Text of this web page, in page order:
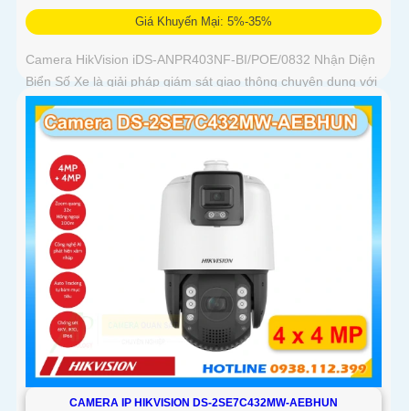
Giá Khuyến Mại: 5%-35%
Camera HikVision iDS-ANPR403NF-BI/POE/0832 Nhận Diện
Biển Số Xe là giải pháp giám sát giao thông chuyên dụng với
độ phân giải 4MP nhận diện biển số phương tiện tốc độ từ 5
đến 120km/h cảm biến 1/1
CAMERA IP HIKVISION DS-2SE7C432MW-AEBHUN